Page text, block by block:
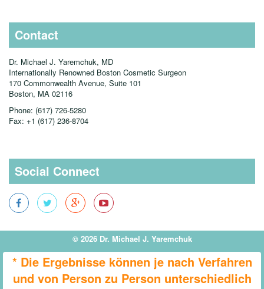
Contact
Dr. Michael J. Yaremchuk, MD
Internationally Renowned Boston Cosmetic Surgeon
170 Commonwealth Avenue, Suite 101
Boston, MA 02116
Phone: (617) 726-5280
Fax: +1 (617) 236-8704
Social Connect
© 2026 Dr. Michael J. Yaremchuk
* Die Ergebnisse können je nach Verfahren
und von Person zu Person unterschiedlich